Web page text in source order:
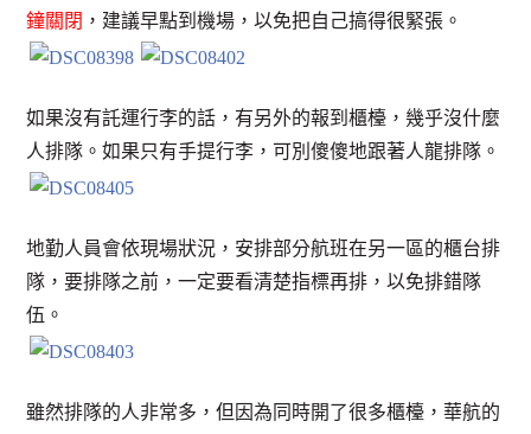
鐘關閉 ，建議早點到機場，以免把自己搞得很緊張。
如果沒有託運行李的話，有另外的報到櫃檯，幾乎沒什麼
人排隊。如果只有手提行李，可別傻傻地跟著人龍排隊。
地勤人員會依現場狀況，安排部分航班在另一區的櫃台排
隊，要排隊之前，一定要看清楚指標再排，以免排錯隊
伍。
雖然排隊的人非常多，但因為同時開了很多櫃檯，華航的